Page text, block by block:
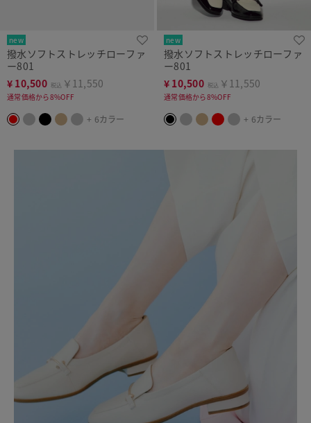
new
撥水ソフトストレッチローファ
ー801
¥ 10,500 税込 ￥11,550
通常価格から8%OFF
+ 6カラー
new
撥水ソフトストレッチローファ
ー801
¥ 10,500 税込 ￥11,550
通常価格から8%OFF
+ 6カラー